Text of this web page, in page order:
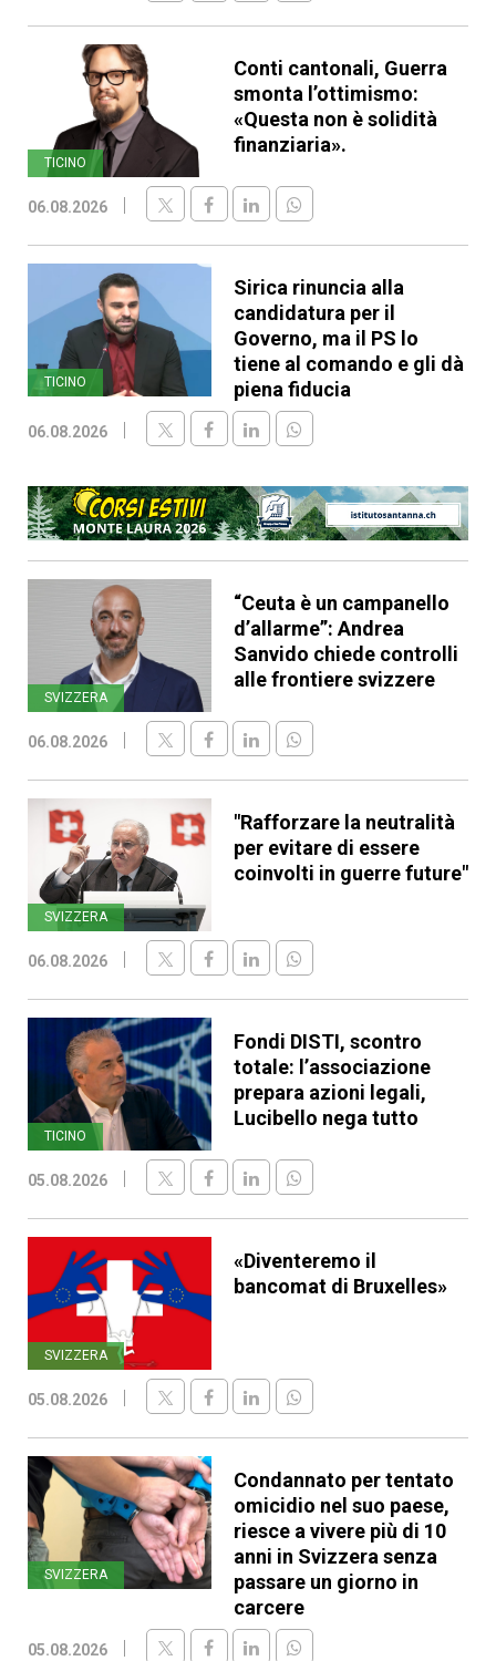
TICINO
Conti cantonali, Guerra
smonta l’ottimismo:
«Questa non è solidità
finanziaria».
06.08.2026
TICINO
Sirica rinuncia alla
candidatura per il
Governo, ma il PS lo
tiene al comando e gli dà
piena fiducia
06.08.2026
SVIZZERA
“Ceuta è un campanello
d’allarme”: Andrea
Sanvido chiede controlli
alle frontiere svizzere
06.08.2026
SVIZZERA
"Rafforzare la neutralità
per evitare di essere
coinvolti in guerre future"
06.08.2026
TICINO
Fondi DISTI, scontro
totale: l’associazione
prepara azioni legali,
Lucibello nega tutto
05.08.2026
SVIZZERA
«Diventeremo il
bancomat di Bruxelles»
05.08.2026
SVIZZERA
Condannato per tentato
omicidio nel suo paese,
riesce a vivere più di 10
anni in Svizzera senza
passare un giorno in
carcere
05.08.2026